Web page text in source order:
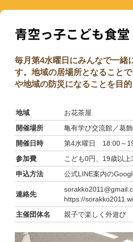
青空っ子こども食堂
毎月第4水曜日にみんなで一緒
す。地域の居場所となること
や地域の防災になることを目的
地域
お花茶屋
開催場所
亀有学び交流館／葛
開催日時
第4水曜日 18:00～
参加費
こども0円、19歳以上
申込方法
公式LINE案内の
連絡先
https://
主催団体名
親子で楽しく外遊び